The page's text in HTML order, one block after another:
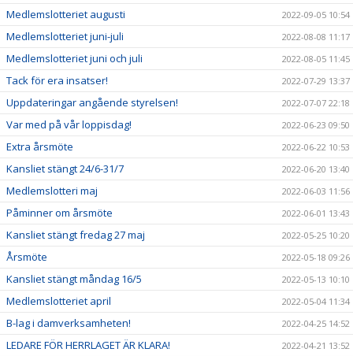
Medlemslotteriet augusti 2022-09-05 10:54
Medlemslotteriet juni-juli 2022-08-08 11:17
Medlemslotteriet juni och juli 2022-08-05 11:45
Tack för era insatser! 2022-07-29 13:37
Uppdateringar angående styrelsen! 2022-07-07 22:18
Var med på vår loppisdag! 2022-06-23 09:50
Extra årsmöte 2022-06-22 10:53
Kansliet stängt 24/6-31/7 2022-06-20 13:40
Medlemslotteri maj 2022-06-03 11:56
Påminner om årsmöte 2022-06-01 13:43
Kansliet stängt fredag 27 maj 2022-05-25 10:20
Årsmöte 2022-05-18 09:26
Kansliet stängt måndag 16/5 2022-05-13 10:10
Medlemslotteriet april 2022-05-04 11:34
B-lag i damverksamheten! 2022-04-25 14:52
LEDARE FÖR HERRLAGET ÄR KLARA! 2022-04-21 13:52